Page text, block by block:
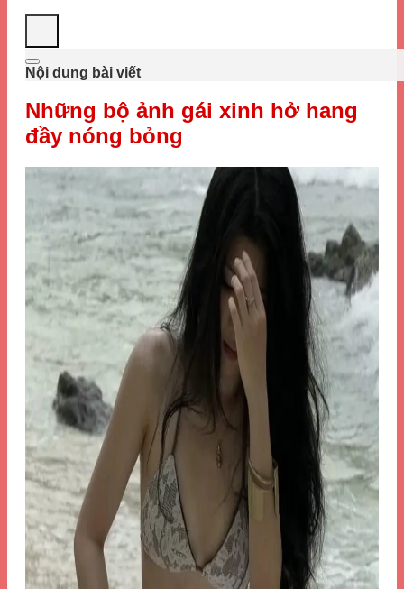
Nội dung bài viết
Những bộ ảnh gái xinh hở hang
đầy nóng bỏng